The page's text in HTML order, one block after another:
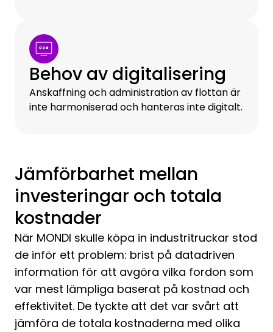
Behov av digitalisering
Anskaffning och administration av flottan är
inte harmoniserad och hanteras inte digitalt.
Jämförbarhet mellan
investeringar och totala
kostnader
När MONDI skulle köpa in industritruckar stod
de inför ett problem: brist på datadriven
information för att avgöra vilka fordon som
var mest lämpliga baserat på kostnad och
effektivitet. De tyckte att det var svårt att
jämföra de totala kostnaderna med olika